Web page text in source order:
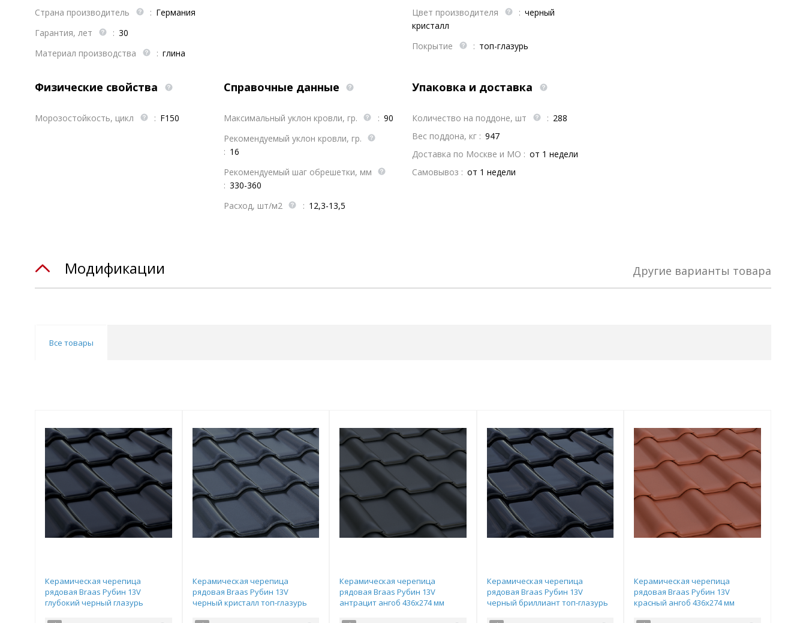
Страна производитель
: Германия
Гарантия, лет
: 30
Материал производства
: глина
Цвет производителя
: черный
кристалл
Покрытие
: топ-глазурь
Физические свойства
Морозостойкость, цикл : F150
Справочные данные
Максимальный уклон кровли, гр. : 90
Рекомендуемый уклон кровли, гр.
: 16
Рекомендуемый шаг обрешетки, мм
: 330-360
Расход, шт/м2
: 12,3-13,5
Упаковка и доставка
Количество на поддоне, шт : 288
Вес поддона, кг : 947
Доставка по Москве и МО : от 1 недели
Самовывоз : от 1 недели
Другие варианты товара
Модификации
Все товары
Керамическая черепица
рядовая Braas Рубин 13V
глубокий черный глазурь
Керамическая черепица
рядовая Braas Рубин 13V
черный кристалл топ-глазурь
Керамическая черепица
рядовая Braas Рубин 13V
антрацит ангоб 436х274 мм
Керамическая черепица
рядовая Braas Рубин 13V
черный бриллиант топ-глазурь
Керамическая черепица
рядовая Braas Рубин 13V
красный ангоб 436х274 мм